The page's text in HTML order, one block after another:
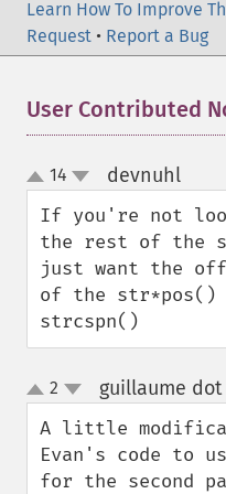
Learn How To Improve
Request • Report a Bug
User Contributed
up
down
14 devnuhl¶
If you're not
the rest of the
just want the
of the str*pos()
strcspn()
up
down
2 guillaume
A little
Evan's code to
for the second